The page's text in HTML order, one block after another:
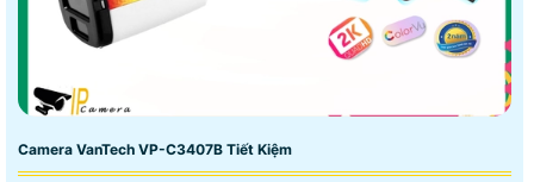
Camera VanTech VP-C3407B Tiết Kiệm